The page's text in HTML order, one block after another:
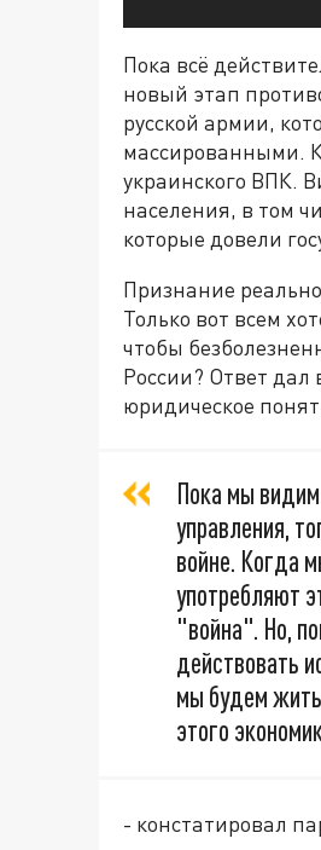
Пока всё
новый этап
русской армии,
массированными.
украинского ВПК.
населения, в том
которые довели
Признание
Только вот всем
чтобы
России? Ответ
юридическое
Пока мы видим
управления,
войне. Когда
употребляют
"война". Но,
действовать
мы будем жить
этого
- констатировал